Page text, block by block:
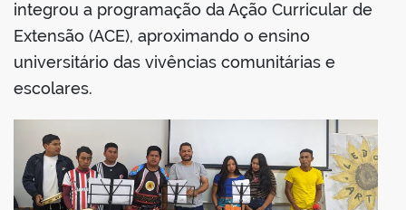
portal
integrou a programação da Ação Curricular de
Extensão (ACE), aproximando o ensino
universitário das vivências comunitárias e
escolares.